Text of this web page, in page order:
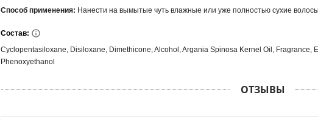
Способ применения: Нанести на вымытые чуть влажные или уже полностью сухие
Состав:
Cyclopentasiloxane, Disiloxane, Dimethicone, Alcohol, Argania Spinosa Kernel Oil, Fragrance,
Phenoxyethanol
ОТЗЫВЫ